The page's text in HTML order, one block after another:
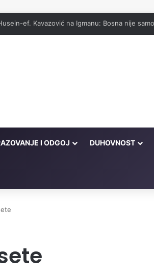
onima koji su cijeli život kucali na vrata
I ODGOJ DUHOVNOST